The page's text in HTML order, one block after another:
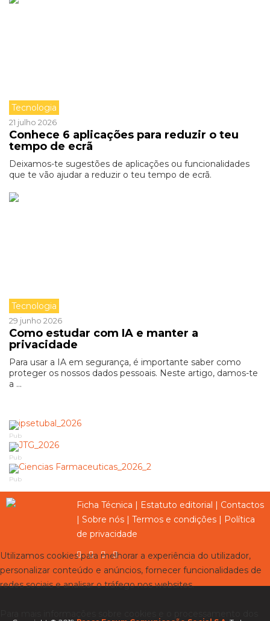
Tecnologia
21 julho 2026
Conhece 6 aplicações para reduzir o teu
tempo de ecrã
Deixamos-te sugestões de aplicações ou funcionalidades
que te vão ajudar a reduzir o teu tempo de ecrã.
Tecnologia
29 junho 2026
Como estudar com IA e manter a
privacidade
Para usar a IA em segurança, é importante saber como
proteger os nossos dados pessoais. Neste artigo, damos-te
a ...
Pub
Pub
Pub
Ficha Técnica | Estatuto editorial | Contactos
| Sobre nós | Termos e condições | Política
de privacidade
Utilizamos cookies para melhorar a experiência do utilizador,
personalizar conteúdo e anúncios, fornecer funcionalidades de
redes sociais e analisar o tráfego nos websites.